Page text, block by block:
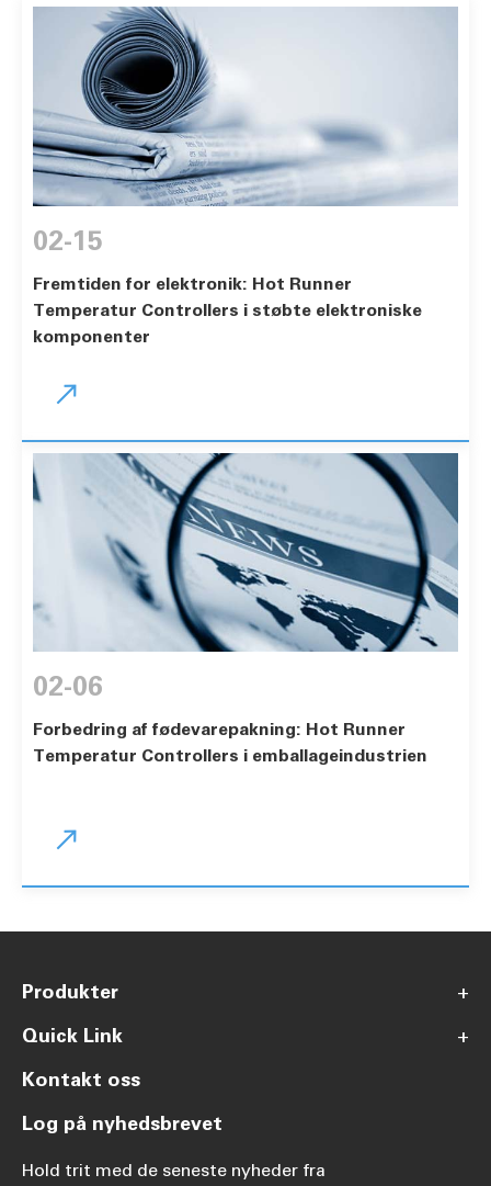
02-15
Fremtiden for elektronik: Hot Runner
Temperatur Controllers i støbte elektroniske
komponenter

02-06
Forbedring af fødevarepakning: Hot Runner
Temperatur Controllers i emballageindustrien

Produkter
+
Quick Link
+
Kontakt oss
Log på nyhedsbrevet
Hold trit med de seneste nyheder fra